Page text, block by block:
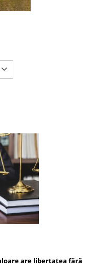
are libertatea fără